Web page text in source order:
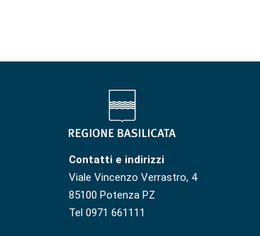
Contatti e indirizzi
Viale Vincenzo Verrastro, 4
85100 Potenza PZ
Tel 0971 661111